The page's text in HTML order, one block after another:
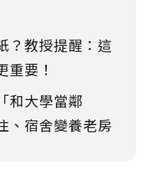
？教授提醒：這
重要！
和大學當鄰
、宿舍變養老房